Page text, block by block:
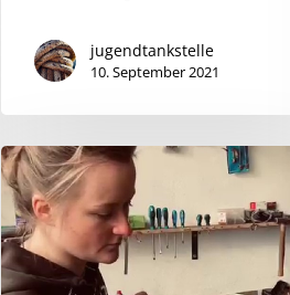
jugendtankstelle
10. September 2021
Bike-
Check
mit
Anna